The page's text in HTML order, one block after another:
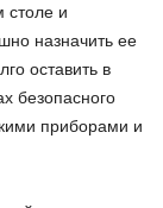
столе и
назначить ее
оставить в
безопасного
приборами и